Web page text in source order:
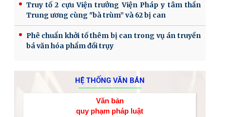
Truy tố 2 cựu Viện trưởng Viện Pháp y tâm thần
Trung ương cùng "bà trùm” và 62 bị can
Phê chuẩn khởi tố thêm bị can trong vụ án truyền
bá văn hóa phẩm đồi trụy
HỆ THỐNG VĂN BẢN
Văn bản
quy phạm pháp luật